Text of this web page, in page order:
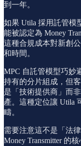
到一年。
如果 Utila 採用託管模
能被認定為 Money
這種合規成本對新創
和時間。
MPC 自託管模型巧妙
持有的分片組成，但
是「技術提供商」而
產。這種定位讓 Utila
疇。
需要注意這不是「法
Money Transmitter 的